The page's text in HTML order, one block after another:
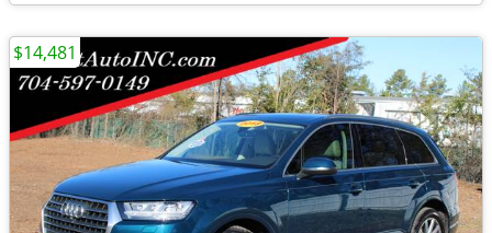
$14,481